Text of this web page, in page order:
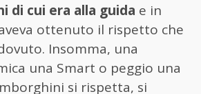
di cui era alla guida e in
ottenuto il rispetto che
Insomma, una
una Smart o peggio una
si rispetta, si